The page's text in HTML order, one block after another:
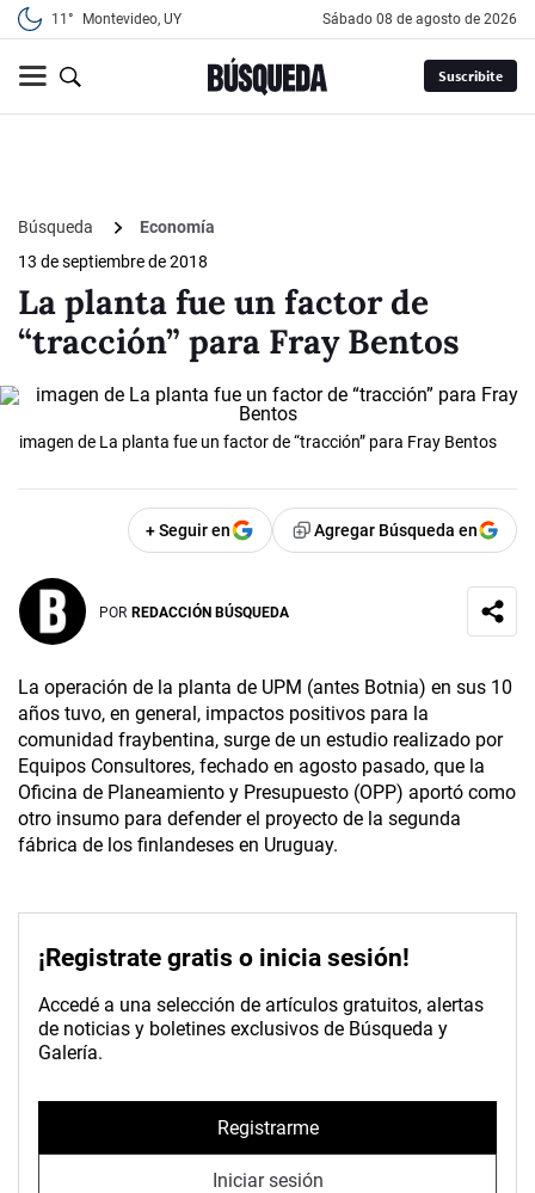
11° Montevideo, UY sábado 08 de agosto de 2026
Suscribite
Búsqueda
Economía
13 de septiembre de 2018
La planta fue un factor de
“tracción” para Fray Bentos
imagen de La planta fue un factor de “tracción” para Fray Bentos
+ Seguir en Agregar Búsqueda en
POR REDACCIÓN BÚSQUEDA
La operación de la planta de UPM (antes Botnia) en sus 10
años tuvo, en general, impactos positivos para la
comunidad fraybentina, surge de un estudio realizado por
Equipos Consultores, fechado en agosto pasado, que la
Oficina de Planeamiento y Presupuesto (OPP) aportó como
otro insumo para defender el proyecto de la segunda
fábrica de los finlandeses en Uruguay.
¡Registrate gratis o inicia sesión!
Accedé a una selección de artículos gratuitos, alertas
de noticias y boletines exclusivos de Búsqueda y
Galería.
Registrarme
Iniciar sesión